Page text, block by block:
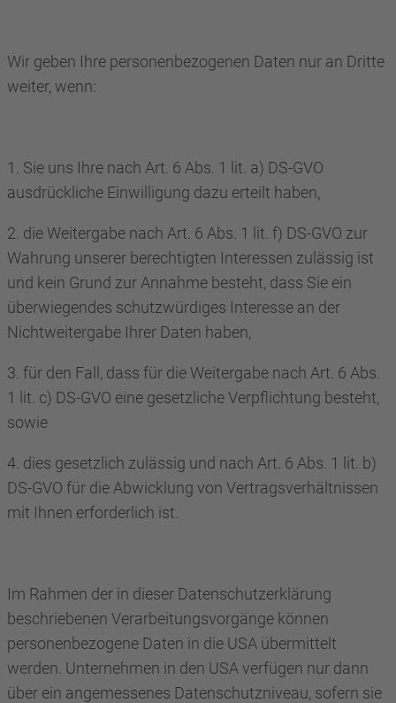
Wir geben Ihre personenbezogenen Daten nur an Dritte
weiter, wenn:
1. Sie uns Ihre nach Art. 6 Abs. 1 lit. a) DS-GVO
ausdrückliche Einwilligung dazu erteilt haben,
2. die Weitergabe nach Art. 6 Abs. 1 lit. f) DS-GVO zur
Wahrung unserer berechtigten Interessen zulässig ist
und kein Grund zur Annahme besteht, dass Sie ein
überwiegendes schutzwürdiges Interesse an der
Nichtweitergabe Ihrer Daten haben,
3. für den Fall, dass für die Weitergabe nach Art. 6 Abs.
1 lit. c) DS-GVO eine gesetzliche Verpflichtung besteht,
sowie
4. dies gesetzlich zulässig und nach Art. 6 Abs. 1 lit. b)
DS-GVO für die Abwicklung von Vertragsverhältnissen
mit Ihnen erforderlich ist.
Im Rahmen der in dieser Datenschutzerklärung
beschriebenen Verarbeitungsvorgänge können
personenbezogene Daten in die USA übermittelt
werden. Unternehmen in den USA verfügen nur dann
über ein angemessenes Datenschutzniveau, sofern sie